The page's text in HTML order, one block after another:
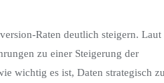
Raten deutlich steigern. Laut
zu einer Steigerung der
wichtig es ist, Daten strategisch zu